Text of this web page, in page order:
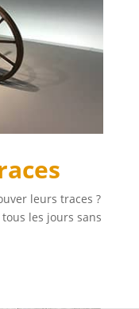
leurs traces ?
les jours sans